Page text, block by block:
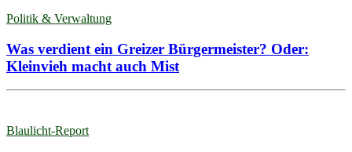
Politik & Verwaltung
Was verdient ein Greizer Bürgermeister? Oder:
Kleinvieh macht auch Mist
Blaulicht-Report